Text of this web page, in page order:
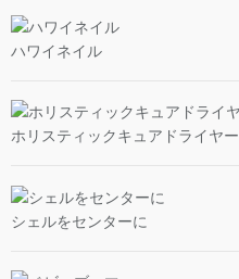
ハワイネイル
ホリスティックキュアドライヤー
シェルをセンターに